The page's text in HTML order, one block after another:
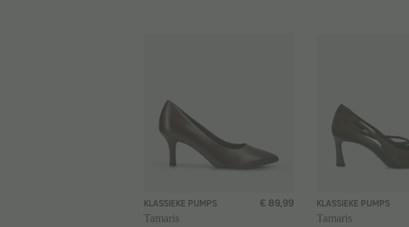
KLASSIEKE PUMPS
Tamaris
€ 89,99
KLASSIEKE PUMPS
Tamaris